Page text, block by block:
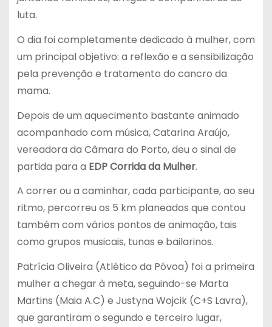
luta.
O dia foi completamente dedicado à mulher, com
um principal objetivo: a reflexão e a sensibilização
pela prevenção e tratamento do cancro da
mama.
Depois de um aquecimento bastante animado
acompanhado com música, Catarina Araújo,
vereadora da Câmara do Porto, deu o sinal de
partida para a EDP Corrida da Mulher.
A correr ou a caminhar, cada participante, ao seu
ritmo, percorreu os 5 km planeados que contou
também com vários pontos de animação, tais
como grupos musicais, tunas e bailarinos.
Patrícia Oliveira (Atlético da Póvoa) foi a primeira
mulher a chegar à meta, seguindo-se Marta
Martins (Maia A.C) e Justyna Wojcik (C+S Lavra),
que garantiram o segundo e terceiro lugar,